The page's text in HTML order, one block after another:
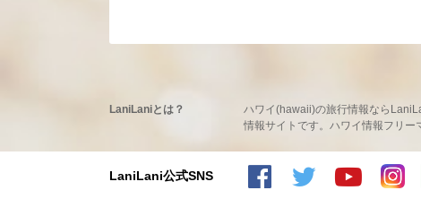
LaniLaniとは？
ハワイ(hawaii)の旅行情報なら
情報サイトです。ハワイ情報フリ
LaniLani公式SNS
LaniLaniのFacebookを見る
LaniLaniのInstagramを見る